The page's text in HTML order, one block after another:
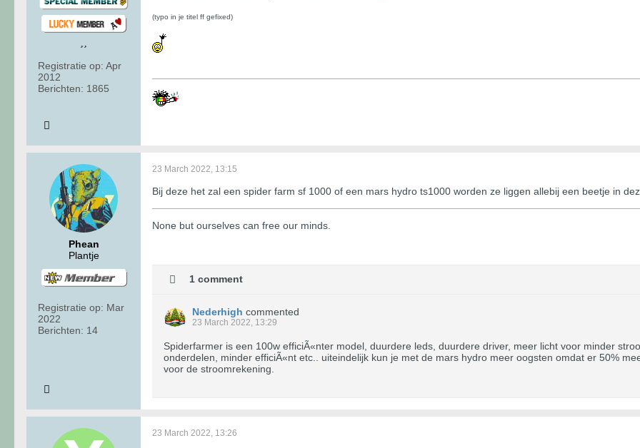
Registratie op: Apr
2012
Berichten: 1865
(typo in je titel ff gefixed)
Phean
Plantje
Registratie op: Mar
2022
Berichten: 14
23 March 2022, 13:15
Bij deze het zal een spider farm sf 1000 of een mars hydro ts1000 worden ze liggen allebij een beetje in
None but ourselves can free our minds.
1 comment
Nederhigh commented
23 March 2022, 13:29
Spiderfarmer is een 100w efficiÃ«nter model, duurdere leds, duurdere driver, meer licht voor minder
onderdelen, minder efficiÃ«nt etc.. uiteindelijk kun je met de mars hydro meer oogsten omdat er 50%
voor de stroomrekening.
23 March 2022, 13:26